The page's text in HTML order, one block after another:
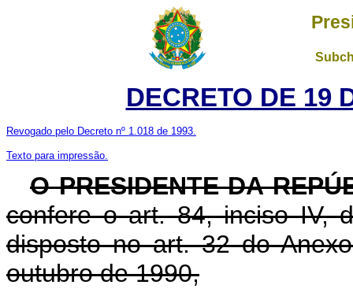
DECRETO DE 19
Revogado pelo Decreto nº 1.018 de 1993.
Texto para impressão.
O PRESIDENTE DA
confere o art. 84, inciso IV,
disposto no art. 32 do
outubro de 1990,